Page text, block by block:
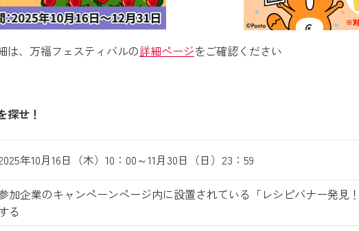
、万福フェスティバルの詳細ページをご確認ください
せ！
年10月16日（木）10：00～11月30日（日）23：59
加企業のキャンペーンページ内に設置されている「レシピバナー発見
る